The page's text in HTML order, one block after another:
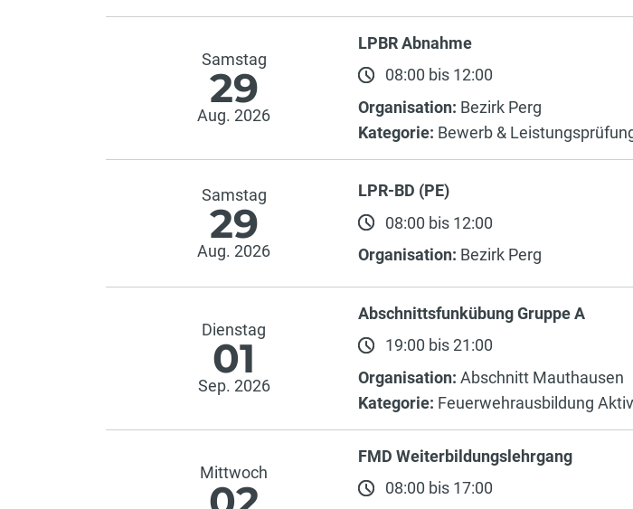
Samstag
29
Aug. 2026
LPBR Abnahme
08:00 bis 12:00
Organisation: Bezirk Perg
Kategorie: Bewerb &
Samstag
29
Aug. 2026
LPR-BD (PE)
08:00 bis 12:00
Organisation: Bezirk Perg
Dienstag
01
Sep. 2026
Abschnittsfunkübung Gruppe A
19:00 bis 21:00
Organisation: Abschnitt Mauthausen
Kategorie: Feuerwehrausbildung
Mittwoch
FMD Weiterbildungslehrgang
08:00 bis 17:00